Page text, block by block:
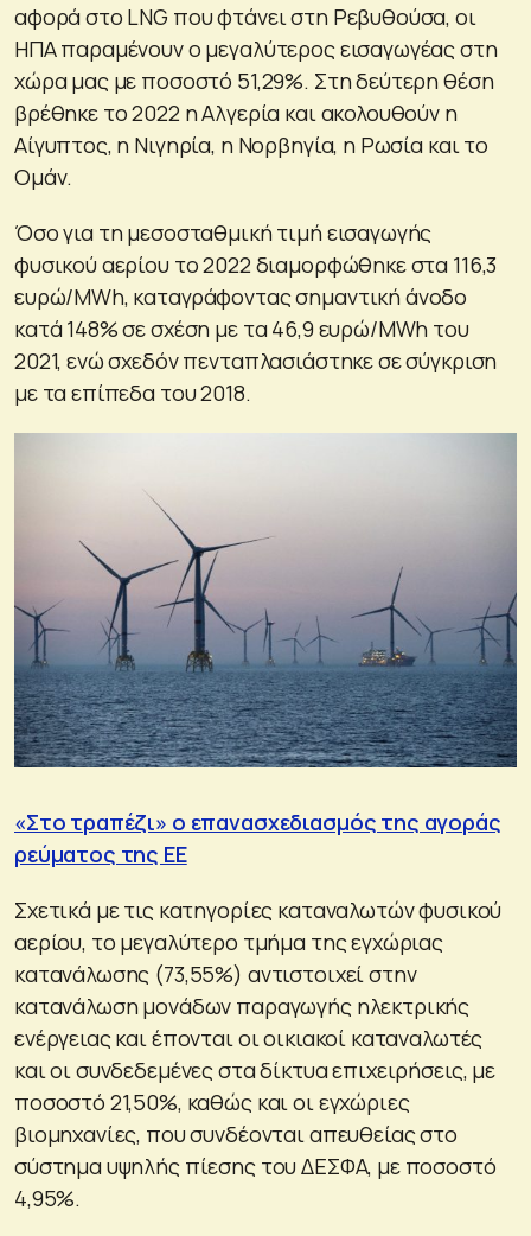
αφορά στο LNG που φτάνει στη Ρεβυθούσα, οι
ΗΠΑ παραμένουν ο μεγαλύτερος εισαγωγέας στη
χώρα μας με ποσοστό 51,29%. Στη δεύτερη θέση
βρέθηκε το 2022 η Αλγερία και ακολουθούν η
Αίγυπτος, η Νιγηρία, η Νορβηγία, η Ρωσία και το
Ομάν.
Όσο για τη μεσοσταθμική τιμή εισαγωγής
φυσικού αερίου το 2022 διαμορφώθηκε στα 116,3
ευρώ/MWh, καταγράφοντας σημαντική άνοδο
κατά 148% σε σχέση με τα 46,9 ευρώ/MWh του
2021, ενώ σχεδόν πενταπλασιάστηκε σε σύγκριση
με τα επίπεδα του 2018.
«Στο τραπέζι» ο επανασχεδιασμός της αγοράς
ρεύματος της ΕΕ
Σχετικά με τις κατηγορίες καταναλωτών φυσικού
αερίου, το μεγαλύτερο τμήμα της εγχώριας
κατανάλωσης (73,55%) αντιστοιχεί στην
κατανάλωση μονάδων παραγωγής ηλεκτρικής
ενέργειας και έπονται οι οικιακοί καταναλωτές
και οι συνδεδεμένες στα δίκτυα επιχειρήσεις, με
ποσοστό 21,50%, καθώς και οι εγχώριες
βιομηχανίες, που συνδέονται απευθείας στο
σύστημα υψηλής πίεσης του ΔΕΣΦΑ, με ποσοστό
4,95%.